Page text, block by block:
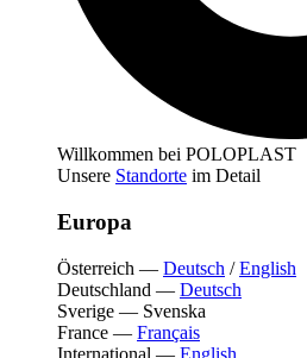
Willkommen bei POLOPLAST
Unsere Standorte im Detail
Europa
Österreich — Deutsch /English
Deutschland — Deutsch
Sverige — Svenska
France — Français
International — English